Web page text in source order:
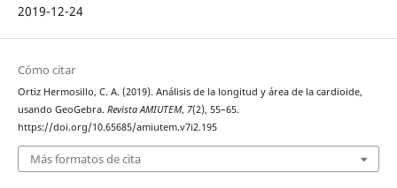
2019-12-24
Cómo citar
Ortiz Hermosillo, C. A. (2019). Análisis de la longitud y área de la cardioide,
usando GeoGebra. Revista AMIUTEM, 7(2), 55–65.
https://doi.org/10.65685/amiutem.v7i2.195
Más formatos de cita